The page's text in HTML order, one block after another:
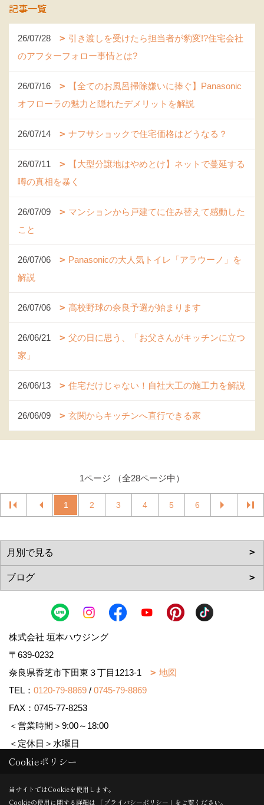
記事一覧
26/07/28
引き渡しを受けたら担当者が豹変!?住宅会社
のアフターフォロー事情とは?
26/07/16
【全てのお風呂掃除嫌いに捧ぐ】Panasonic
オフローラの魅力と隠れたデメリットを解説
26/07/14 ナフサショックで住宅価格はどうなる？
26/07/11
【大型分譲地はやめとけ】ネットで蔓延する
噂の真相を暴く
26/07/09
マンションから戸建てに住み替えて感動した
こと
26/07/06
Panasonicの大人気トイレ「アラウーノ」を
解説
26/07/06 高校野球の奈良予選が始まります
26/06/21
父の日に思う、「お父さんがキッチンに立つ
家」
26/06/13 住宅だけじゃない！自社大工の施工力を解説
26/06/09 玄関からキッチンへ直行できる家
1ページ （全28ページ中）
1 2 3 4 5 6
株式会社 垣本ハウジング
〒639-0232
奈良県香芝市下田東３丁目1213-1
地図
TEL： 0120-79-8869 / 0745-79-8869
FAX：0745-77-8253
＜営業時間＞9:00～18:00
＜定休日＞水曜日
Copyright (c) MAJISUMA. All Rights Reserved.
Cookieポリシー
当サイトではCookieを使用します。
Cookieの使用に関する詳細は 「プライバシーポリシー 」をご覧ください。